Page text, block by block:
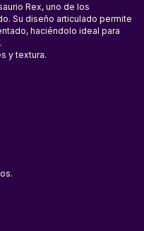
Rex, uno de los
Su diseño articulado permite
haciéndolo ideal para
y textura.